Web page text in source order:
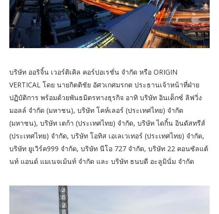
บริษัท ออริจิ้น เวอร์ติเคิล คอร์ปอเรชั่น จำกัด หรือ ORIGIN
VERTICAL โดย นายกิตติชัย อัศวเกศมรกต ประธานเจ้าหน้าที่ฝ่าย
ปฏิบัติการ พร้อมด้วยพันธมิตรทางธุรกิจ อาทิ บริษัท อินเด็กซ์ ลิฟวิ่ง
มอลล์ จำกัด (มหาชน), บริษัท โคห์เลอร์ (ประเทศไทย) จำกัด
(มหาชน), บริษัท เตก้า (ประเทศไทย) จำกัด, บริษัท ไดกิ้น อินดัสทรีส์
(ประเทศไทย) จำกัด, บริษัท โอทิส เอเลเวเทอร์ (ประเทศไทย) จำกัด,
บริษัท ยูเวิร์ค999 จำกัด, บริษัท นีโอ 727 จำกัด, บริษัท 22 คอนซัลแต้
นท์ แอนด์ แมเนจเม้นท์ จำกัด และ บริษัท ธนบดี อะลูมินั่ม จำกัด